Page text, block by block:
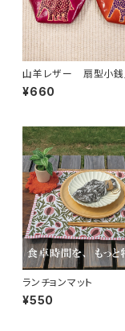
山羊レザー 扇型小銭
ウ
¥660
ランチョンマット
¥550